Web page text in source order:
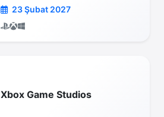
23 Şubat 2027
Xbox Game Studios